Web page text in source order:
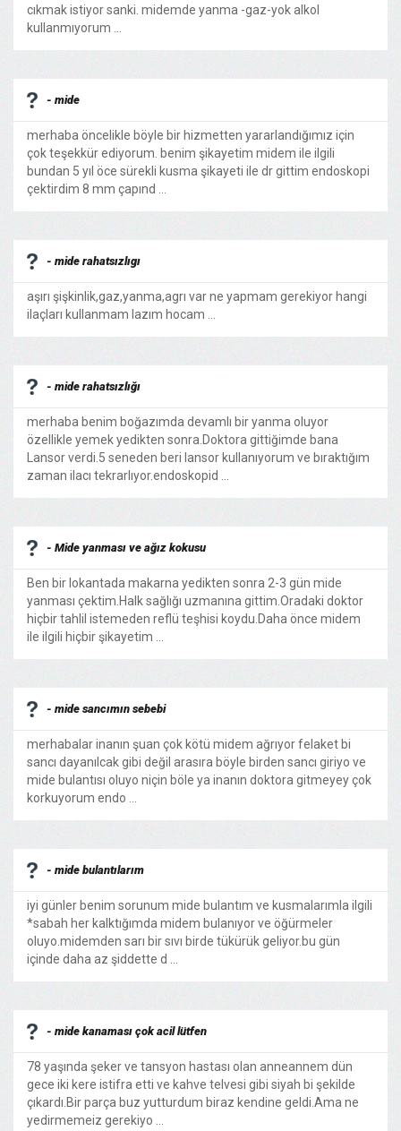
cıkmak istiyor sanki. midemde yanma -gaz-yok alkol
kullanmıyorum ...
- mide
merhaba öncelikle böyle bir hizmetten yararlandığımız için
çok teşekkür ediyorum. benim şikayetim midem ile ilgili
bundan 5 yıl öce sürekli kusma şikayeti ile dr gittim endoskopi
çektirdim 8 mm çapınd ...
- mide rahatsızlıgı
aşırı şişkinlik,gaz,yanma,agrı var ne yapmam gerekiyor hangi
ilaçları kullanmam lazım hocam ...
- mide rahatsızlığı
merhaba benim boğazımda devamlı bir yanma oluyor
özellikle yemek yedikten sonra.Doktora gittiğimde bana
Lansor verdi.5 seneden beri lansor kullanıyorum ve bıraktığım
zaman ilacı tekrarlıyor.endoskopid ...
- Mide yanması ve ağız kokusu
Ben bir lokantada makarna yedikten sonra 2-3 gün mide
yanması çektim.Halk sağlığı uzmanına gittim.Oradaki doktor
hiçbir tahlil istemeden reflü teşhisi koydu.Daha önce midem
ile ilgili hiçbir şikayetim ...
- mide sancımın sebebi
merhabalar inanın şuan çok kötü midem ağrıyor felaket bi
sancı dayanılcak gibi değil arasıra böyle birden sancı giriyo ve
mide bulantısı oluyo niçin böle ya inanın doktora gitmeyey çok
korkuyorum endo ...
- mide bulantılarım
iyi günler benim sorunum mide bulantım ve kusmalarımla ilgili
*sabah her kalktığımda midem bulanıyor ve öğürmeler
oluyo.midemden sarı bir sıvı birde tükürük geliyor.bu gün
içinde daha az şiddette d ...
- mide kanaması çok acil lütfen
78 yaşında şeker ve tansyon hastası olan anneannem dün
gece iki kere istifra etti ve kahve telvesi gibi siyah bi şekilde
çıkardı.Bir parça buz yutturdum biraz kendine geldi.Ama ne
yedirmemeiz gerekiyo ...